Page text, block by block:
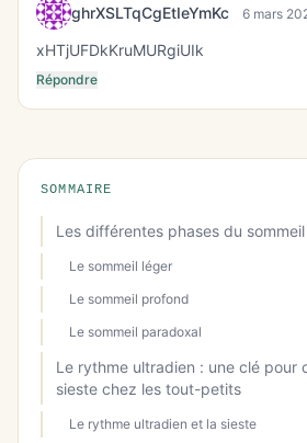
ghrXSLTqCgEtIeYmKc 6 mars
xHTjUFDkKruMURgiUIk
Répondre
SOMMAIRE
Les différentes phases du
Le sommeil léger
Le sommeil profond
Le sommeil paradoxal
Le rythme ultradien : une clé pour
sieste chez les tout-petits
Le rythme ultradien et la sieste